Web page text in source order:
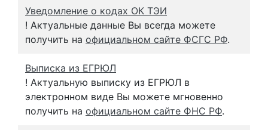
Уведомление о кодах ОК ТЭИ
! Актуальные данные Вы всегда можете
получить на официальном сайте ФСГС РФ.
Выписка из ЕГРЮЛ
! Актуальную выписку из ЕГРЮЛ в
электронном виде Вы можете мгновенно
получить на официальном сайте ФНС РФ.